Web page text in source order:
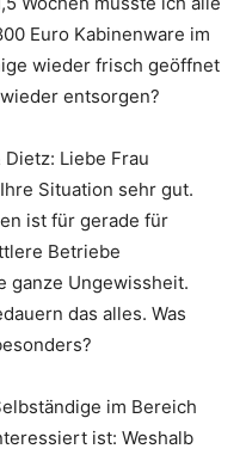
Euro Kabinenware im
wieder frisch geöffnet
entsorgen?
Liebe Frau
Situation sehr gut.
ist für gerade für
Betriebe
ganze Ungewissheit.
das alles. Was
im Bereich
ist: Weshalb